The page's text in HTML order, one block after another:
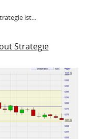
ist...
Strategie